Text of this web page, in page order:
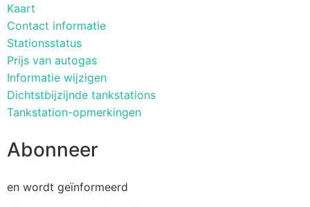
Kaart
Contact informatie
Stationsstatus
Prijs van autogas
Informatie wijzigen
Dichtstbijzijnde tankstations
Tankstation-opmerkingen
Abonneer
en wordt geïnformeerd